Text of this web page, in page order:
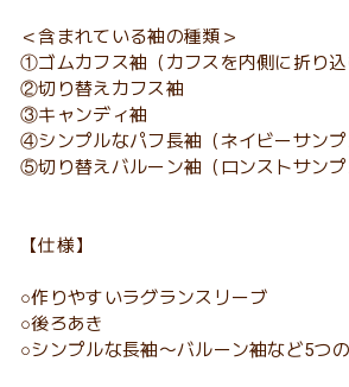
＜含まれている袖の種類＞
①ゴムカフス袖（カフスを内側に折り込
②切り替えカフス袖
③キャンディ袖
④シンプルなパフ長袖（ネイビーサンプ
⑤切り替えバルーン袖（ロンストサンプ
【仕様】
○作りやすいラグランスリーブ
○後ろあき
○シンプルな長袖〜バルーン袖など5つ